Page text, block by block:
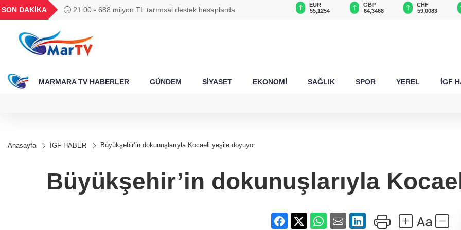
SON DAKİKA 21:00 - 688 milyon TL tarımsal destek hesaplarda
BGN
27,9743
0,0018
6.660,55
13.779,39
EUR
55,1254
GBP
64,3468
CHF
59,0083
MARMARA TV HABERLER GÜNDEM SİYASET EKONOMİ SAĞLIK SPOR YEREL İGF
Anasayfa İGF HABER Büyükşehir’in dokunuşlarıyla Kocaeli yeşile doyuyor
Büyükşehir’in dokunuşlarıyla